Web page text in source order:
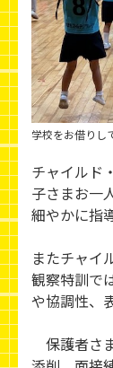
学校をお借りし
チャイルド
子さまお一
細やかに指
またチャイ
観察特訓で
や協調性、
保護者さ